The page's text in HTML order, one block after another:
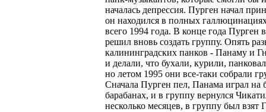
началась депрессия. Пурген начал
он находился в полных
всего 1994 года. В конце года Пурген
решил вновь создать группу. Опять
калининградских панков - Панаму и
и делали, что бухали, курили,
но летом 1995 они все-таки собрали
Сначала Пурген пел, Панама играл
барабанах, и в группу вернулся
несколько месяцев, в группу был